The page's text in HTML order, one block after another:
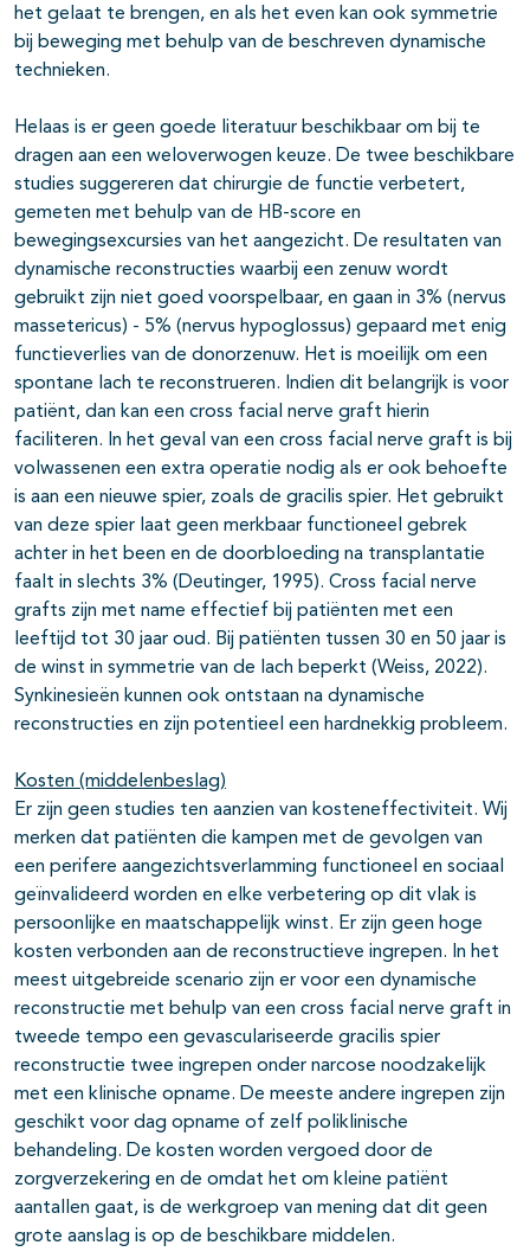
het gelaat te brengen, en als het even kan ook symmetrie
bij beweging met behulp van de beschreven dynamische
technieken.
Helaas is er geen goede literatuur beschikbaar om bij te
dragen aan een weloverwogen keuze. De twee beschikbare
studies suggereren dat chirurgie de functie verbetert,
gemeten met behulp van de HB-score en
bewegingsexcursies van het aangezicht. De resultaten van
dynamische reconstructies waarbij een zenuw wordt
gebruikt zijn niet goed voorspelbaar, en gaan in 3% (nervus
massetericus) - 5% (nervus hypoglossus) gepaard met enig
functieverlies van de donorzenuw. Het is moeilijk om een
spontane lach te reconstrueren. Indien dit belangrijk is voor
patiënt, dan kan een cross facial nerve graft hierin
faciliteren. In het geval van een cross facial nerve graft is bij
volwassenen een extra operatie nodig als er ook behoefte
is aan een nieuwe spier, zoals de gracilis spier. Het gebruikt
van deze spier laat geen merkbaar functioneel gebrek
achter in het been en de doorbloeding na transplantatie
faalt in slechts 3% (Deutinger, 1995). Cross facial nerve
grafts zijn met name effectief bij patiënten met een
leeftijd tot 30 jaar oud. Bij patiënten tussen 30 en 50 jaar is
de winst in symmetrie van de lach beperkt (Weiss, 2022).
Synkinesieën kunnen ook ontstaan na dynamische
reconstructies en zijn potentieel een hardnekkig probleem.
Kosten (middelenbeslag)
Er zijn geen studies ten aanzien van kosteneffectiviteit. Wij
merken dat patiënten die kampen met de gevolgen van
een perifere aangezichtsverlamming functioneel en sociaal
geïnvalideerd worden en elke verbetering op dit vlak is
persoonlijke en maatschappelijk winst. Er zijn geen hoge
kosten verbonden aan de reconstructieve ingrepen. In het
meest uitgebreide scenario zijn er voor een dynamische
reconstructie met behulp van een cross facial nerve graft in
tweede tempo een gevasculariseerde gracilis spier
reconstructie twee ingrepen onder narcose noodzakelijk
met een klinische opname. De meeste andere ingrepen zijn
geschikt voor dag opname of zelf poliklinische
behandeling. De kosten worden vergoed door de
zorgverzekering en de omdat het om kleine patiënt
aantallen gaat, is de werkgroep van mening dat dit geen
grote aanslag is op de beschikbare middelen.